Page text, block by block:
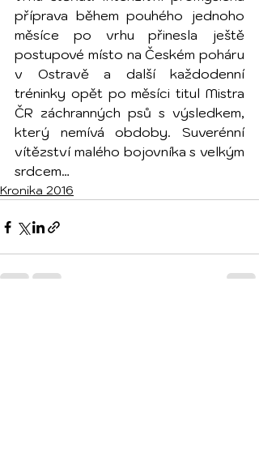
příprava během pouhého jednoho
měsíce po vrhu přinesla ještě
postupové místo na Českém poháru
v Ostravě a další každodenní
tréninky opět po měsíci titul Mistra
ČR záchranných psů s výsledkem,
který nemívá obdoby. Suverénní
vítězství malého bojovníka s velkým
srdcem…
Kronika 2016